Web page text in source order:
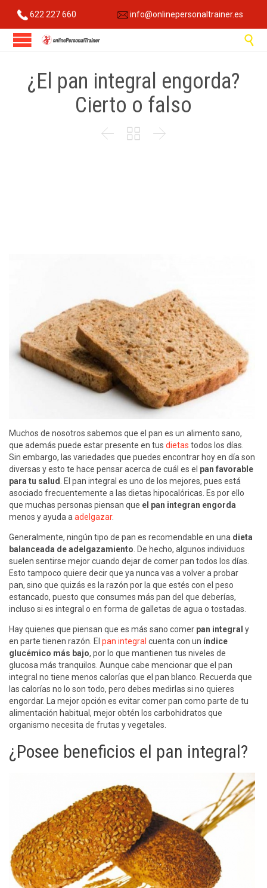
622 227 660 info@onlinepersonaltrainer.es

¿El pan integral engorda?
Cierto o falso
  
Muchos de nosotros sabemos que el pan es un alimento sano,
que además puede estar presente en tus dietas todos los días.
Sin embargo, las variedades que puedes encontrar hoy en día son
diversas y esto te hace pensar acerca de cuál es el pan favorable
para tu salud
. El pan integral es uno de los mejores, pues está
asociado frecuentemente a las dietas hipocalóricas. Es por ello
que muchas personas piensan que el pan integran engorda
menos y ayuda a adelgazar.
Generalmente, ningún tipo de pan es recomendable en una dieta
balanceada de adelgazamiento . De hecho, algunos individuos
suelen sentirse mejor cuando dejar de comer pan todos los días.
Esto tampoco quiere decir que ya nunca vas a volver a probar
pan, sino que quizás es la razón por la que estés con el peso
estancado, puesto que consumes más pan del que deberías,
incluso si es integral o en forma de galletas de agua o tostadas.
Hay quienes que piensan que es más sano comer pan integral y
en parte tienen razón. El pan integral cuenta con un índice
glucémico más bajo, por lo que mantienen tus niveles de
glucosa más tranquilos. Aunque cabe mencionar que el pan
integral no tiene menos calorías que el pan blanco. Recuerda que
las calorías no lo son todo, pero debes medirlas si no quieres
engordar. La mejor opción es evitar comer pan como parte de tu
alimentación habitual, mejor obtén los carbohidratos que
organismo necesita de frutas y vegetales.
¿Posee beneficios el pan integral?